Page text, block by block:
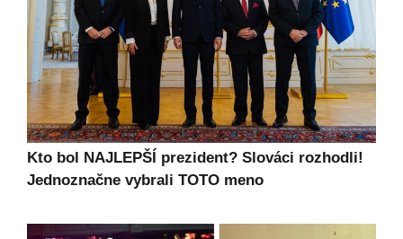
Kto bol NAJLEPŠÍ prezident? Slováci rozhodli!
Jednoznačne vybrali TOTO meno